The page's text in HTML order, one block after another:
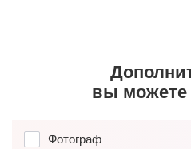
вы можете
Фотограф